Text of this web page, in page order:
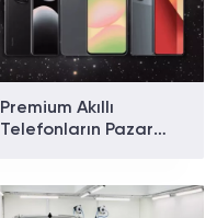
Premium Akıllı
Telefonların Pazar